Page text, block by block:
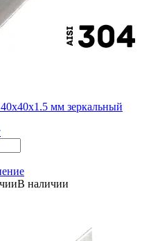
мм зеркальный
В наличии